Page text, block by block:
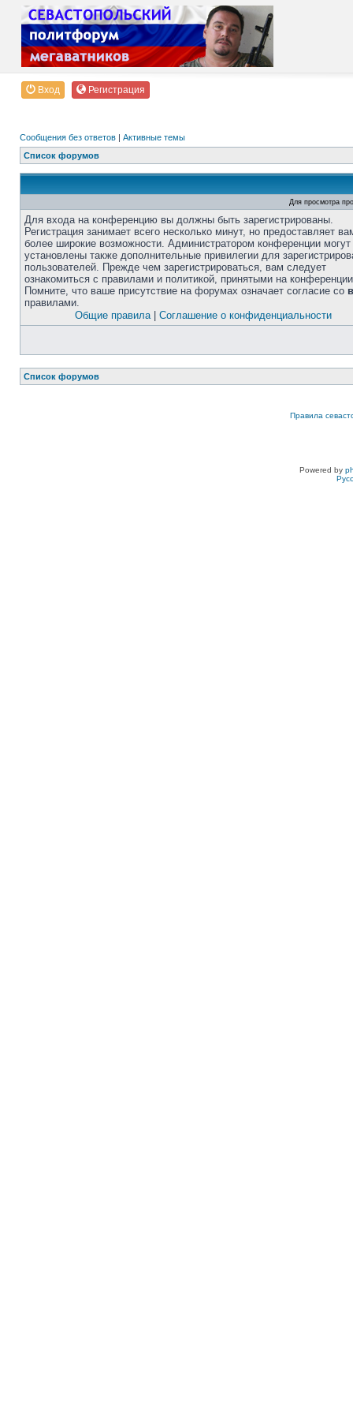
Вход Регистрация
Сообщения без ответов | Активные темы
Список форумов
Для просмотра
Для входа на конференцию вы должны быть зарегистрированы.
Регистрация занимает всего несколько минут, но предоставляет
более широкие возможности. Администратором конференции
установлены также дополнительные привилегии для
пользователей. Прежде чем зарегистрироваться, вам следует
ознакомиться с правилами и политикой, принятыми на
Помните, что ваше присутствие на форумах означает согласие со
правилами.
Общие правила| Соглашение о конфиденциальности
Список форумов
Правила
Powered by